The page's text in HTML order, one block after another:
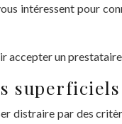
intéressent pour
accepter un
distraire par des